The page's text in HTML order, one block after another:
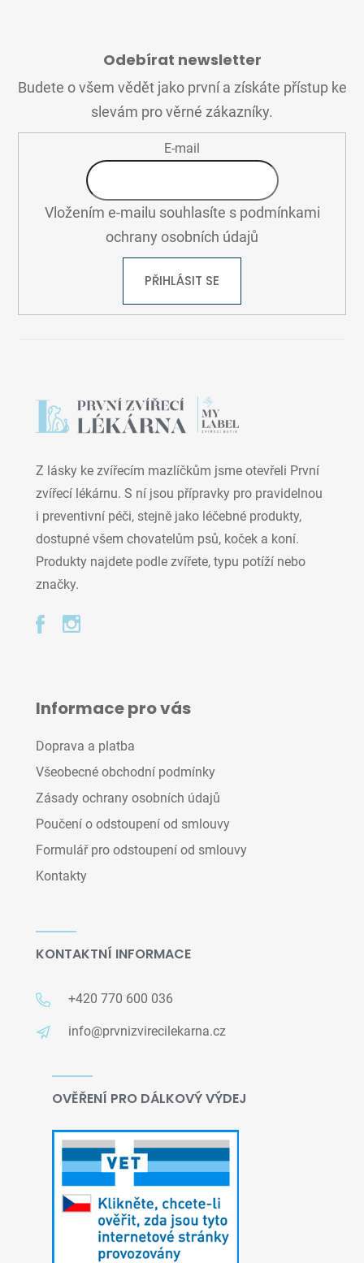
Odebírat newsletter
Budete o všem vědět jako první a získáte přístup ke
slevám pro věrné zákazníky.
E-mail
Vložením e-mailu souhlasíte s podmínkami
ochrany osobních údajů
PŘIHLÁSIT SE
Z lásky ke zvířecím mazlíčkům jsme otevřeli První
zvířecí lékárnu. S ní jsou přípravky pro pravidelnou
i preventivní péči, stejně jako léčebné produkty,
dostupné všem chovatelům psů, koček a koní.
Produkty najdete podle zvířete, typu potíží nebo
značky.
Informace pro vás
Doprava a platba
Všeobecné obchodní podmínky
Zásady ochrany osobních údajů
Poučení o odstoupení od smlouvy
Formulář pro odstoupení od smlouvy
Kontakty
KONTAKTNÍ INFORMACE
+420 770 600 036
info@prvnizvirecilekarna.cz
OVĚŘENÍ PRO DÁLKOVÝ VÝDEJ